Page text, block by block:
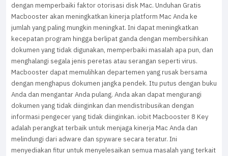
dengan memperbaiki faktor otorisasi disk Mac. Unduhan Gratis
Macbooster akan meningkatkan kinerja platform Mac Anda ke
jumlah yang paling mungkin meningkat. Ini dapat meningkatkan
kecepatan program hingga berlipat ganda dengan membersihkan
dokumen yang tidak digunakan, memperbaiki masalah apa pun, dan
menghalangi segala jenis peretas atau serangan seperti virus.
Macbooster dapat memulihkan departemen yang rusak bersama
dengan menghapus dokumen jangka pendek. Itu putus dengan buku
Anda dan mengantar Anda pulang. Anda akan dapat mengurangi
dokumen yang tidak diinginkan dan mendistribusikan dengan
informasi pengecer yang tidak diinginkan. iobit Macbooster 8 Key
adalah perangkat terbaik untuk menjaga kinerja Mac Anda dan
melindungi dari adware dan spyware secara teratur. Ini
menyediakan fitur untuk menyelesaikan semua masalah yang terkait